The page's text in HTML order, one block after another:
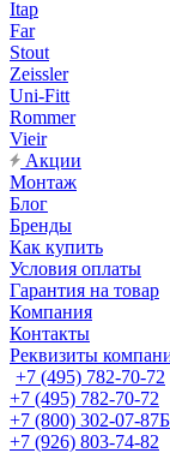
Itap
Far
Stout
Zeissler
Uni-Fitt
Rommer
Vieir
Акции
Монтаж
Блог
Бренды
Как купить
Условия оплаты
Гарантия на товар
Компания
Контакты
Реквизиты
+7 (495) 782-70-72
+7 (495) 782-70-72
+7 (800) 302-07-87
+7 (926) 803-74-82